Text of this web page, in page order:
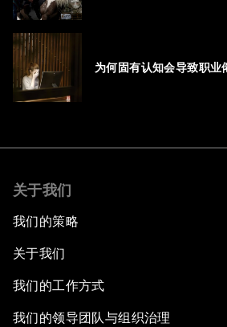
为何固有认知会导致职业
关于我们
我们的策略
关于我们
我们的工作方式
我们的领导团队与组织治理